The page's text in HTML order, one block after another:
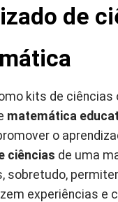
de
kits de ciências
matemática
o
ciências de uma
sobretudo,
experiências e